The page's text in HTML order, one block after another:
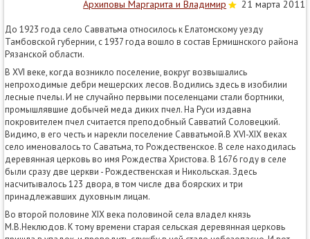
Архиповы Маргарита и Владимир 21 марта 2011
До 1923 года село Савватьма относилось к Елатомскому уезду
Тамбовской губернии, с 1937 года вошло в состав Ермишнского района
Рязанской области.
В ХVI веке, когда возникло поселение, вокруг возвышались
непроходимые дебри мещерских лесов. Водились здесь в изобилии
лесные пчелы. И не случайно первыми поселенцами стали бортники,
промышлявшие добычей меда диких пчел. На Руси издавна
покровителем пчел считается преподобный Савватий Соловецкий.
Видимо, в его честь и нарекли поселение Савватьмой.В XVI-XIX веках
село именовалось то Саватьма, то Рождественское. В селе находилась
деревянная церковь во имя Рождества Христова. В 1676 году в селе
были сразу две церкви - Рождественская и Никольская. Здесь
насчитывалось 123 двора, в том числе два боярских и три
принадлежавших духовным лицам.
Во второй половине XIX века половиной села владел князь
М.В.Неклюдов. К тому времени старая сельская деревянная церковь